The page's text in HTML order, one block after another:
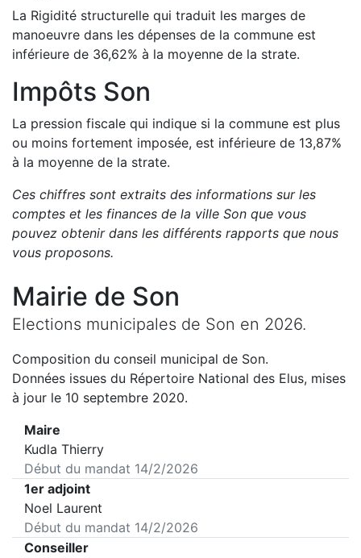
La Rigidité structurelle qui traduit les marges de
manoeuvre dans les dépenses de la commune est
inférieure de 36,62% à la moyenne de la strate.
Impôts Son
La pression fiscale qui indique si la commune est plus
ou moins fortement imposée, est inférieure de 13,87%
à la moyenne de la strate.
Ces chiffres sont extraits des informations sur les
comptes et les finances de la ville Son que vous
pouvez obtenir dans les différents rapports que nous
vous proposons.
Mairie de Son
Elections municipales de Son en 2026.
Composition du conseil municipal de Son.
Données issues du Répertoire National des Elus, mises
à jour le 10 septembre 2020.
Maire
Kudla Thierry
Début du mandat 14/2/2026
1er adjoint
Noel Laurent
Début du mandat 14/2/2026
Conseiller